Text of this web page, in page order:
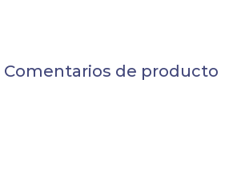
Comentarios de producto